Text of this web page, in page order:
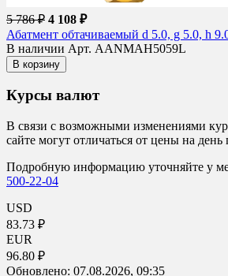
5 786 ₽ 4 108 ₽
Абатмент обтачиваемый d 5.0, g 5.0, h
В наличии Арт. AANMAH5059L
В корзину
Курсы валют
В связи с возможными изменениями
сайте могут отличаться от цены на день
Подробную информацию уточняйте у
500-22-04
USD
83.73 ₽
EUR
96.80 ₽
Обновлено: 07.08.2026, 09:35